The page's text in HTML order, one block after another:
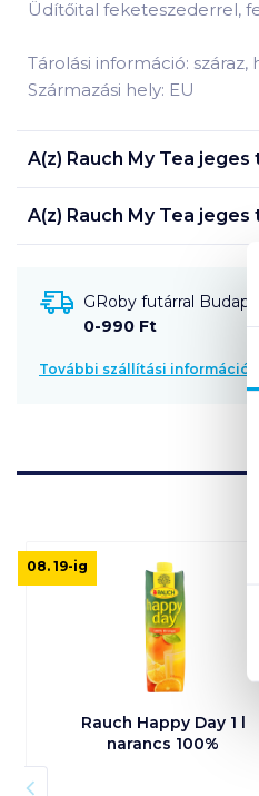
Üdítőital feketeszederrel,
Tárolási információ:
Származási hely: EU
A(z) Rauch My Tea
A(z) Rauch My Tea
GRoby futárral
0-990 Ft
További szállítási információk
Rauch Happy Day 1 l
narancs 100%
08. 19-ig